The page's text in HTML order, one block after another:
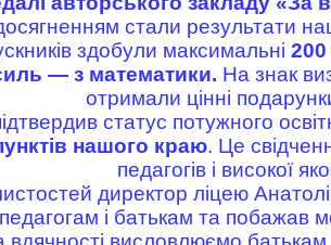
стали результати
здобули максимальні 200
— з математики. На знак
отримали цінні
статус потужного
нашого краю. Це
педагогів і високої
директор ліцею
і батькам та побажав